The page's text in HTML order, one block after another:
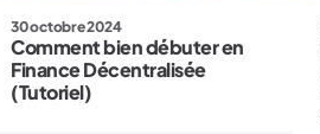
30 octobre 2024
Comment bien débuter en
Finance Décentralisée
(Tutoriel)